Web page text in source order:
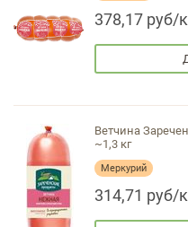
378,17 руб/
Ветчина
~1,3 кг
Меркурий
314,71 руб/